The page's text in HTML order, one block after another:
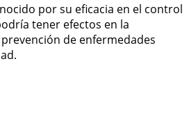
por su eficacia en el control
tener efectos en la
de enfermedades